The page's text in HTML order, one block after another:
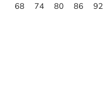
15868 74 80 86 92